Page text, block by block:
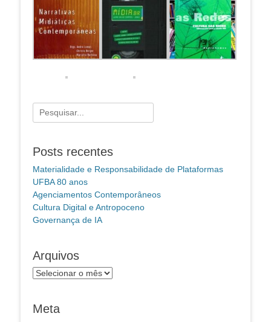
Pesquisar
por:
Posts recentes
Materialidade e Responsabilidade de Plataformas
UFBA 80 anos
Agenciamentos Contemporâneos
Cultura Digital e Antropoceno
Governança de IA
Arquivos
Arquivos
Meta